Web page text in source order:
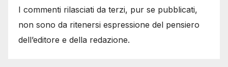
I commenti rilasciati da terzi, pur se pubblicati,
non sono da ritenersi espressione del pensiero
dell’editore e della redazione.